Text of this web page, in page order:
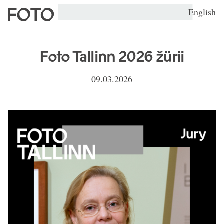
English
Foto Tallinn 2026 žürii
09.03.2026